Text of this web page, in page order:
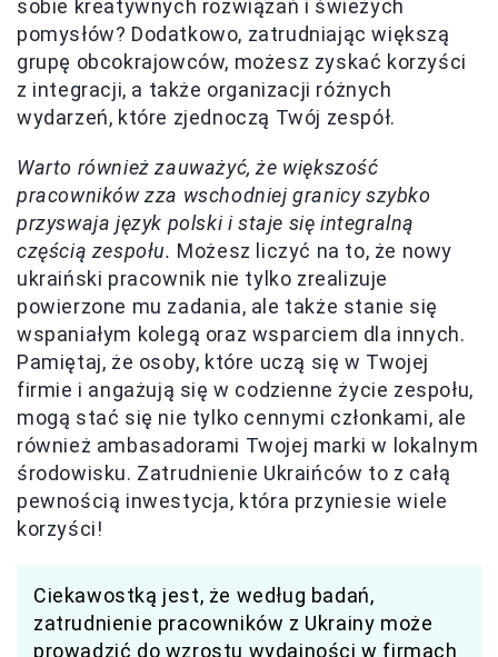
sobie kreatywnych rozwiązań i świeżych
pomysłów? Dodatkowo, zatrudniając większą
grupę obcokrajowców, możesz zyskać korzyści
z integracji, a także organizacji różnych
wydarzeń, które zjednoczą Twój zespół.
Warto również zauważyć, że większość
pracowników zza wschodniej granicy szybko
przyswaja język polski i staje się integralną
częścią zespołu. Możesz liczyć na to, że nowy
ukraiński pracownik nie tylko zrealizuje
powierzone mu zadania, ale także stanie się
wspaniałym kolegą oraz wsparciem dla innych.
Pamiętaj, że osoby, które uczą się w Twojej
firmie i angażują się w codzienne życie zespołu,
mogą stać się nie tylko cennymi członkami, ale
również ambasadorami Twojej marki w lokalnym
środowisku. Zatrudnienie Ukraińców to z całą
pewnością inwestycja, która przyniesie wiele
korzyści!
Ciekawostką jest, że według badań,
zatrudnienie pracowników z Ukrainy może
prowadzić do wzrostu wydajności w firmach